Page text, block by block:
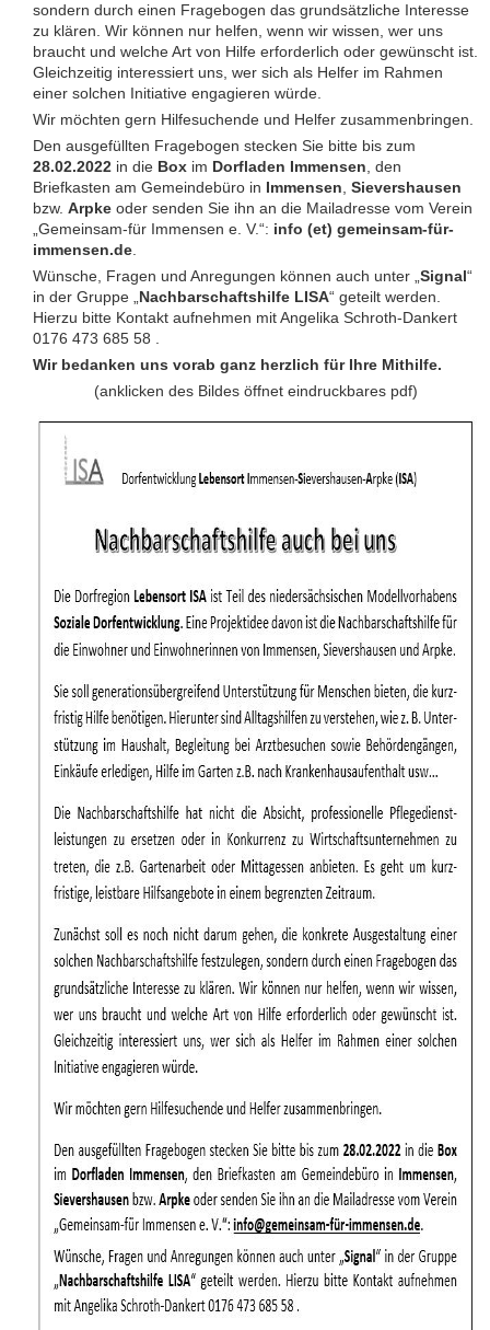
sondern durch einen Fragebogen das grundsätzliche Interesse
zu klären. Wir können nur helfen, wenn wir wissen, wer uns
braucht und welche Art von Hilfe erforderlich oder gewünscht ist.
Gleichzeitig interessiert uns, wer sich als Helfer im Rahmen
einer solchen Initiative engagieren würde.
Wir möchten gern Hilfesuchende und Helfer zusammenbringen.
Den ausgefüllten Fragebogen stecken Sie bitte bis zum
28.02.2022 in die Box im Dorfladen Immensen , den
Briefkasten am Gemeindebüro in Immensen Sievershausen
bzw. Arpke oder senden Sie ihn an die Mailadresse vom Verein
„Gemeinsam-für Immensen e. V.“: info (et) gemeinsam-für-
immensen.de
Wünsche, Fragen und Anregungen können auch unter „ Signal“
in der Gruppe „ Nachbarschaftshilfe LISA“ geteilt werden.
Hierzu bitte Kontakt aufnehmen mit Angelika Schroth-Dankert
0176 473 685 58 .
Wir bedanken uns vorab ganz herzlich für Ihre Mithilfe.
(anklicken des Bildes öffnet eindruckbares pdf)